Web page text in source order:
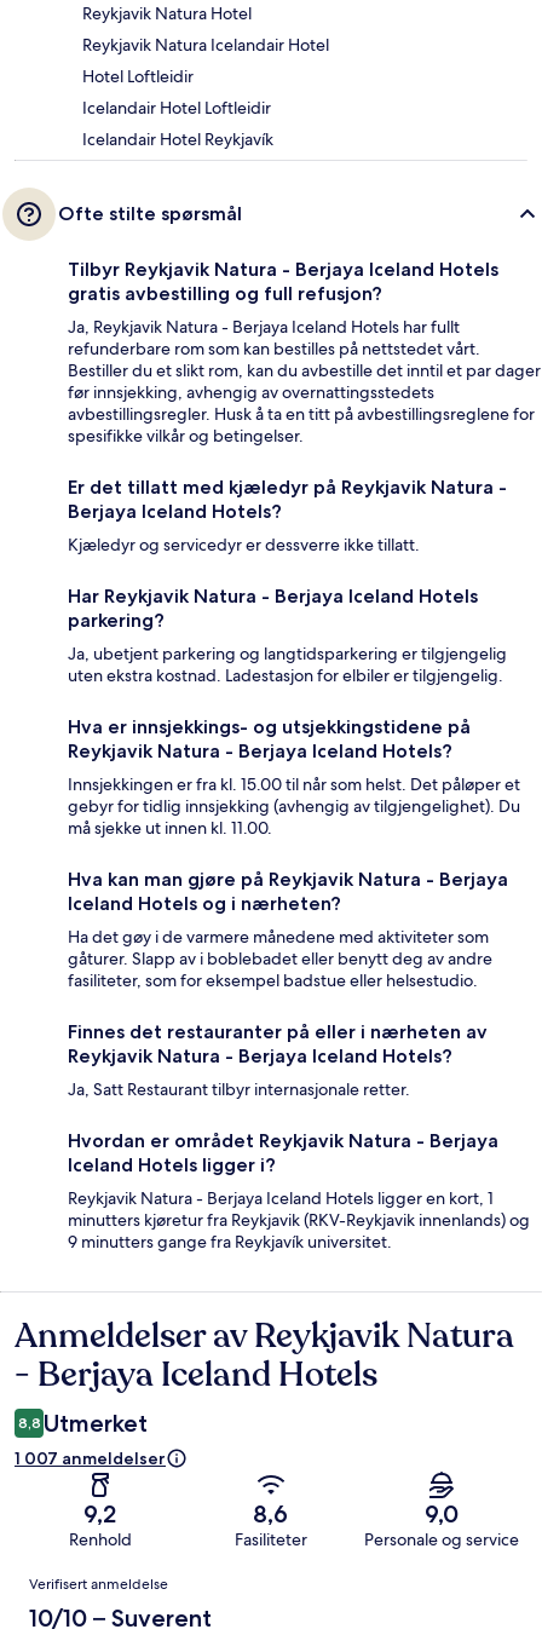
Reykjavik Natura Hotel
Reykjavik Natura Icelandair Hotel
Hotel Loftleidir
Icelandair Hotel Loftleidir
Icelandair Hotel Reykjavík
Ofte stilte spørsmål
Tilbyr Reykjavik Natura - Berjaya Iceland Hotels
gratis avbestilling og full refusjon?
Ja, Reykjavik Natura - Berjaya Iceland Hotels har fullt
refunderbare rom som kan bestilles på nettstedet vårt.
Bestiller du et slikt rom, kan du avbestille det inntil et par dager
før innsjekking, avhengig av overnattingsstedets
avbestillingsregler. Husk å ta en titt på avbestillingsreglene for
spesifikke vilkår og betingelser.
Er det tillatt med kjæledyr på Reykjavik Natura -
Berjaya Iceland Hotels?
Kjæledyr og servicedyr er dessverre ikke tillatt.
Har Reykjavik Natura - Berjaya Iceland Hotels
parkering?
Ja, ubetjent parkering og langtidsparkering er tilgjengelig
uten ekstra kostnad. Ladestasjon for elbiler er tilgjengelig.
Hva er innsjekkings- og utsjekkingstidene på
Reykjavik Natura - Berjaya Iceland Hotels?
Innsjekkingen er fra kl. 15.00 til når som helst. Det påløper et
gebyr for tidlig innsjekking (avhengig av tilgjengelighet). Du
må sjekke ut innen kl. 11.00.
Hva kan man gjøre på Reykjavik Natura - Berjaya
Iceland Hotels og i nærheten?
Ha det gøy i de varmere månedene med aktiviteter som
gåturer. Slapp av i boblebadet eller benytt deg av andre
fasiliteter, som for eksempel badstue eller helsestudio.
Finnes det restauranter på eller i nærheten av
Reykjavik Natura - Berjaya Iceland Hotels?
Ja, Satt Restaurant tilbyr internasjonale retter.
Hvordan er området Reykjavik Natura - Berjaya
Iceland Hotels ligger i?
Reykjavik Natura - Berjaya Iceland Hotels ligger en kort, 1
minutters kjøretur fra Reykjavik (RKV-Reykjavik innenlands) og
9 minutters gange fra Reykjavík universitet.
Anmeldelser
Anmeldelser av Reykjavik Natura
- Berjaya Iceland Hotels
8,8 Utmerket
1 007 anmeldelser
9,2
Renhold
8,6
Fasiliteter
9,0
Personale og service
Anmeldelser
Verifisert anmeldelse
10/10 – Suverent